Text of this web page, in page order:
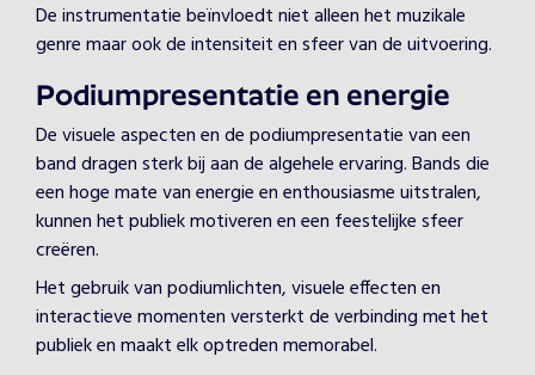
De instrumentatie beïnvloedt niet alleen het muzikale
genre maar ook de intensiteit en sfeer van de uitvoering.
Podiumpresentatie en energie
De visuele aspecten en de podiumpresentatie van een
band dragen sterk bij aan de algehele ervaring. Bands die
een hoge mate van energie en enthousiasme uitstralen,
kunnen het publiek motiveren en een feestelijke sfeer
creëren.
Het gebruik van podiumlichten, visuele effecten en
interactieve momenten versterkt de verbinding met het
publiek en maakt elk optreden memorabel.